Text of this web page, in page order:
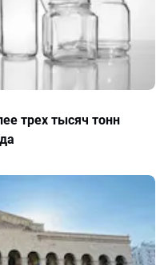
трех тысяч тонн